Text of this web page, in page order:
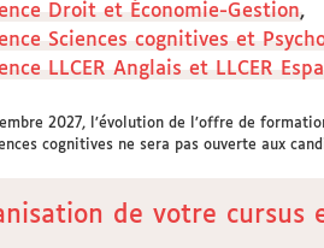
Droit et Économie-Gestion,
Sciences cognitives et
LLCER Anglais et LLCER
2027, l’évolution de l’offre de
cognitives ne sera pas ouverte aux
de votre cursus